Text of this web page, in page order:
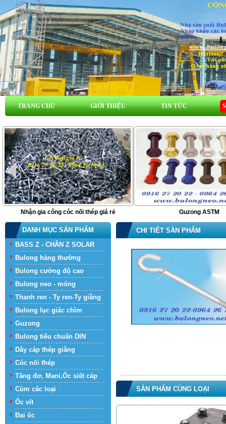
TRANG CHỦ GIỚI THIỆU TIN TỨC
Nhận gia công cóc nối thép giá rẻ Guzong ASTM
DANH MỤC SẢN PHẨM
BASS Z - CHÂN Z SOLAR
Bulong hàng thường
Bulong cường độ cao
Bulong neo - móng
Thanh ren - Ty ren-Ty giằng
Bulong lục giác chìm
Guzong
Bulong tiêu chuẩn DIN
Dây cáp thép giằng
Cóc nối thép
Tăng đơ, Mani,Ốc siết cáp
Cùm các loại
Ốc vít
Đai ốc
CHI TIẾT SÀN PHẨM
SẢN PHẨM CÙNG LOẠI